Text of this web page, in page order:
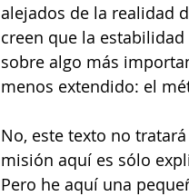
alejados de la realidad
creen que la
sobre algo más
menos extendido: el
No, este texto no
misión aquí es sólo
Pero he aquí una